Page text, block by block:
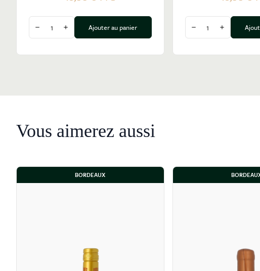
Diminuer la quantité
Augmenter la quantité
Ajouter au panier
Diminuer la quantité
Augmenter
Vous aimerez aussi
BORDEAUX